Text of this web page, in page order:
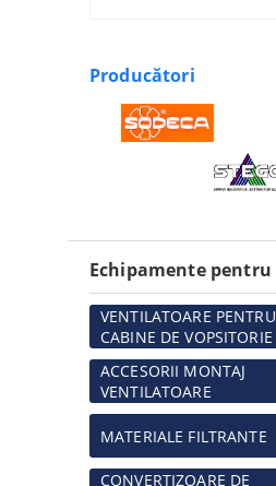
Producători
VENTILATOARE PENTRU
CABINE DE VOPSITORIE
ACCESORII MONTAJ
VENTILATOARE
MATERIALE FILTRANTE
CONVERTIZOARE DE